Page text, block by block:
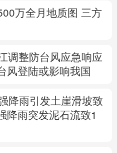
万全月地质图 三方
调整防台风应急响应
风登陆或影响我国
降雨引发土崖滑坡致
降雨突发泥石流致1